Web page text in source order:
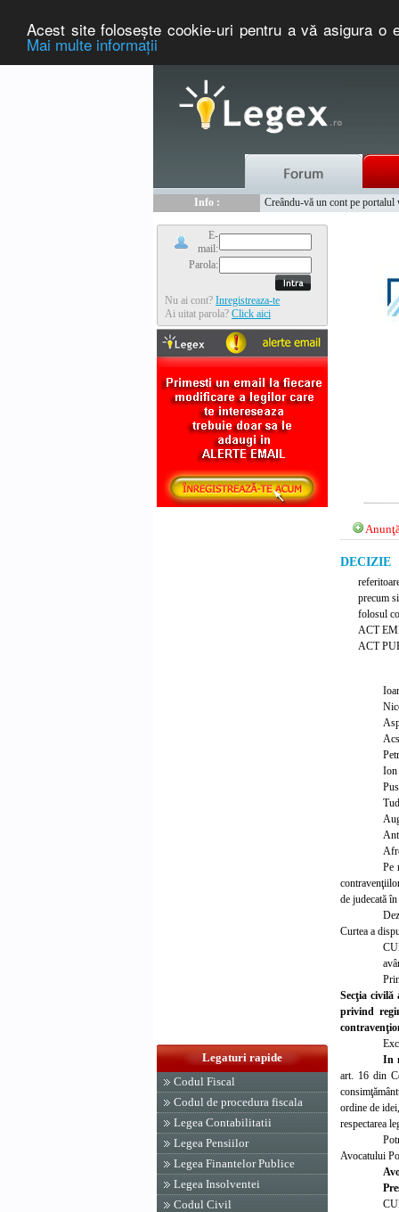
Acest site foloseşte cookie-uri pentru a vă asigura o
Mai multe informaţii
Info :
Creându-vă un cont pe
E-
mail:
Parola:
Nu ai cont? Inregistreaza-te
Ai uitat parola? Click aici
Legaturi rapide
Codul Fiscal
Codul de procedura fiscala
Legea Contabilitatii
Legea Pensiilor
Legea Finantelor Publice
Legea Insolventei
Codul Civil
DECIZIE
precum
folosul
ACT
ACT
Pe
de judecată
Curtea a
Secţia
privind
In
art. 16 din
ordine de
respectarea
Avocatului